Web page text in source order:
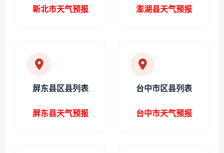
新北市天气预报 澎湖县天气预报
屏东县区县列表
屏东县天气预报
台中市区县列表
台中市天气预报